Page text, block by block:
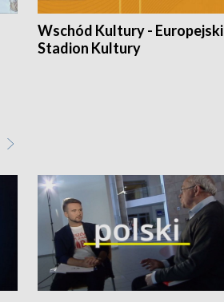
Wschód Kultury - Europejski
Stadion Kultury